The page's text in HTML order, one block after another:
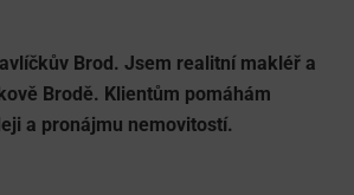
Brod. Jsem realitní makléř a
Brodě. Klientům pomáhám
a pronájmu nemovitostí.